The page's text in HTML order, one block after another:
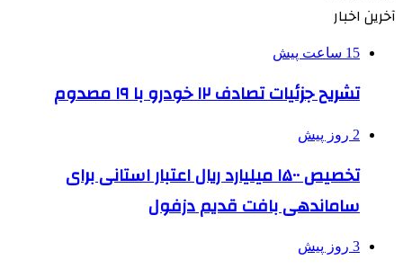
آخرین اخبار
15 ساعت پیش
تشریح جزئیات تصادف ۱۲ خودرو با ۱۹ مصدوم
2 روز پیش
تخصیص ۱۵۰۰ میلیارد ریال اعتبار استانی برای
ساماندهی بافت قدیم دزفول
3 روز پیش